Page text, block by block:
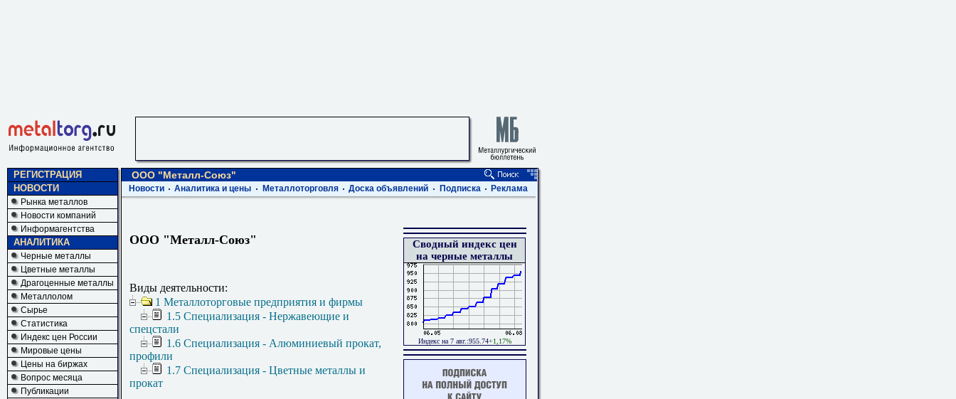
РЕГИСТРАЦИЯ
НОВОСТИ
Рынка металлов
Новости компаний
Информагентства
АНАЛИТИКА
Черные металлы
Цветные металлы
Драгоценные металлы
Металлолом
Сырье
Статистика
Индекс цен России
Мировые цены
Цены на биржах
Вопрос месяца
Публикации
ООО "Металл-Союз"
Новости Аналитика и цены Металлоторговля Доска объявлений Подписка Реклама
ООО "Металл-Союз"
Виды деятельности:
1 Металлоторговые предприятия и фирмы
1.5 Специализация - Нержавеющие и
спецстали
1.6 Специализация - Алюминиевый прокат,
профили
1.7 Специализация - Цветные металлы и
прокат
Сводный индекс цен
на черные металлы
Индекс на 7 авг.:955.74+1,17%